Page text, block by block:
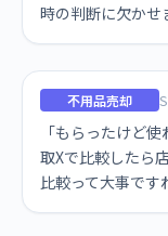
時の判断に欠かせ
不用品売却
「もらったけど
取Xで比較したら
比較って大事です